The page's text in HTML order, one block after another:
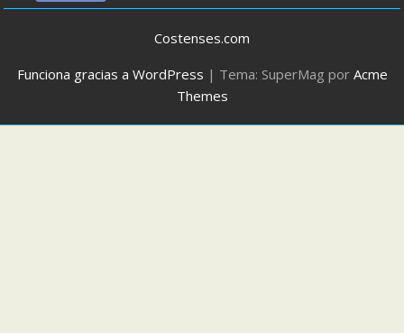
Costenses.com
Funciona gracias a WordPress | Tema: SuperMag por Acme
Themes